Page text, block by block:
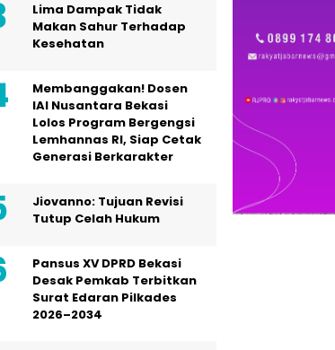
Lima Dampak Tidak
Makan Sahur Terhadap
Kesehatan
Membanggakan! Dosen
IAI Nusantara Bekasi
Lolos Program Bergengsi
Lemhannas RI, Siap Cetak
Generasi Berkarakter
Jiovanno: Tujuan Revisi
Tutup Celah Hukum
Pansus XV DPRD Bekasi
Desak Pemkab Terbitkan
Surat Edaran Pilkades
2026–2034